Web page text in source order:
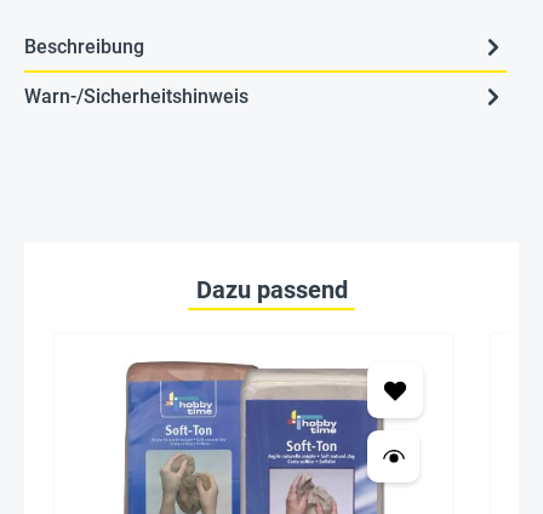
Beschreibung
Warn-/Sicherheitshinweis
Dazu passend